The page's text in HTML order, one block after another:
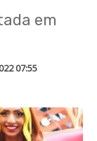
em
07:55